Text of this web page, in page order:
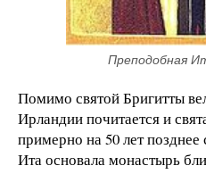
Преподобная
Помимо святой Бригитты
Ирландии почитается и
примерно на 50 лет позднее
Ита основала монастырь